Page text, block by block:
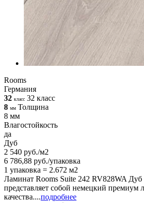
Rooms
Германия
32 класс 32 класс
8 мм Толщина
8 мм
Влагостойкость
да
Дуб
2 540 руб./м2
6 786,88 руб./упаковка
1 упаковка = 2.672 м2
Ламинат Rooms Suite 242 RV828WA
представляет собой немецкий премиум
качества....подробнее